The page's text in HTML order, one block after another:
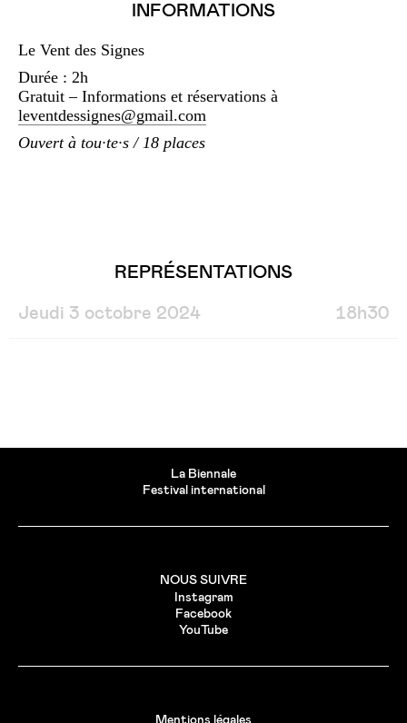
INFORMATIONS
Le Vent des Signes
Durée : 2h
Gratuit – Informations et réservations à
leventdessignes@gmail.com
Ouvert à tou·te·s / 18 places
REPRÉSENTATIONS
Jeudi 3 octobre 2024 18h30
La Biennale
Festival international
NOUS SUIVRE
Instagram
Facebook
YouTube
Mentions légales